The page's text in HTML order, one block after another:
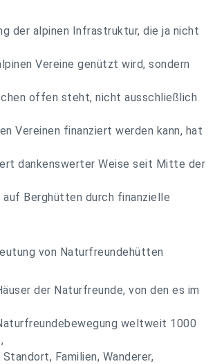
der alpinen Infrastruktur, die ja nicht
Vereine genützt wird, sondern
offen steht, nicht ausschließlich
Vereinen finanziert werden kann, hat
dankenswerter Weise seit Mitte der
Berghütten durch finanzielle
von Naturfreundehütten
der Naturfreunde, von den es im
weltweit 1000
Familien, Wanderer,